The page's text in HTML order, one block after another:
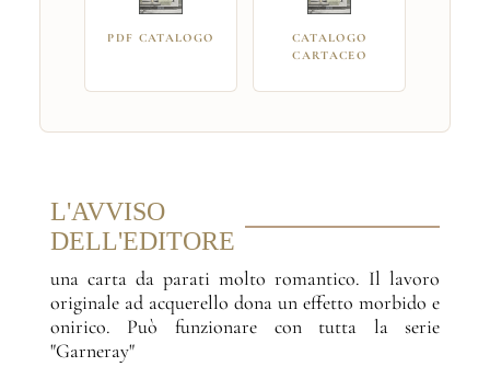
PDF CATALOGO
CATALOGO
CARTACEO
L'AVVISO
DELL'EDITORE
una carta da parati molto romantico. Il lavoro
originale ad acquerello dona un effetto morbido e
onirico. Può funzionare con tutta la serie
"Garneray"